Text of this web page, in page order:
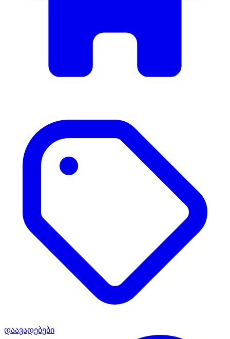
დაავადებები